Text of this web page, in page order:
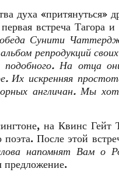
духа «притянуться»
встреча Тагора
Сунити
репродукций
На отца
Их искренняя
англичан. Мы
на Квинс Гейт
поэта. После этой
напомнят Вам о
предложение.